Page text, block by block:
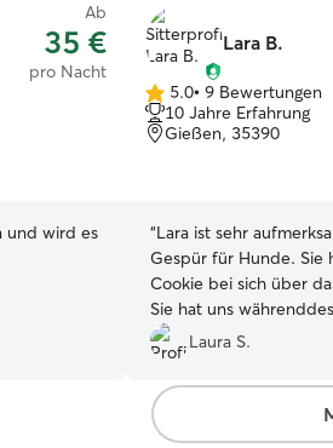
Ab
35 €
pro Nacht
und wird es
Lara B.
5.0
von
5
5.0• 9 Bewertungen
10 Jahre Erfahrung
Gießen, 35390
“Lara ist sehr
Gespür für Hunde. Sie
Cookie bei sich über
Sie hat uns
mit Fotos und Video
der Abholung, dass
glücklich und
ihm sogar ein kleines
würden uns sehr
Laura S.